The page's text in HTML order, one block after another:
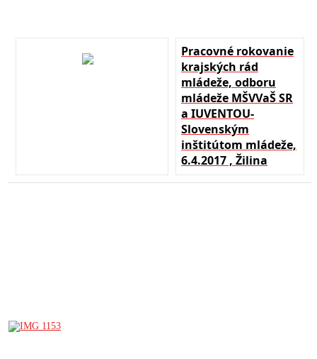
Pracovné rokovanie
krajských rád
mládeže, odboru
mládeže MŠVVaŠ SR
a IUVENTOU-
Slovenským
inštitútom mládeže,
6.4.2017 , Žilina